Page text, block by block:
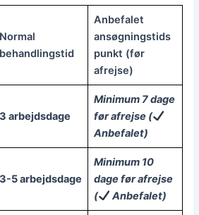
Normal
behandlingstid
Anbefalet
ansøgningstids
punkt (før
afrejse)
3 arbejdsdage
Minimum 7 dage
før afrejse (
Anbefalet)
3-5 arbejdsdage
Minimum 10
dage før afrejse
(
Anbefalet)